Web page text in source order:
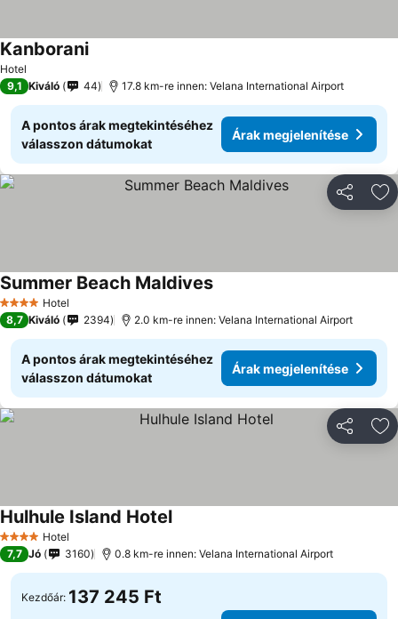
Hotel
KanboraniÁrak megjelenítése
9,1 Kiváló 44 17.8 km-re innen: Velana International Airport
A pontos árak megtekintéséhez
válasszon dátumokat
Árak megjelenítése
4 KategóriaHotel
Summer Beach MaldivesÁrak megjelenítése
8,7 Kiváló 2394 2.0 km-re innen: Velana International Airport
A pontos árak megtekintéséhez
válasszon dátumokat
Árak megjelenítése
4 KategóriaHotel
Hulhule Island HotelÁrak megjelenítése
7,7 Jó 3160 0.8 km-re innen: Velana International Airport
Kezdőár: 137 245 Ft